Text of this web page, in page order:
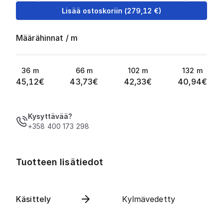
Lisää ostoskoriin (279,12 €)
Määrähinnat / m
36 m
45,12€
66 m
43,73€
102 m
42,33€
132 m
40,94€
Kysyttävää?
+358 400 173 298
Tuotteen lisätiedot
Käsittely
Kylmävedetty